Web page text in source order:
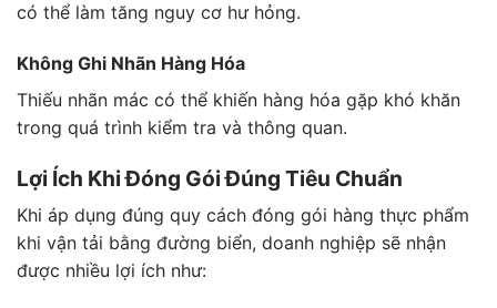
có thể làm tăng nguy cơ hư hỏng.
Không Ghi Nhãn Hàng Hóa
Thiếu nhãn mác có thể khiến hàng hóa gặp khó khăn
trong quá trình kiểm tra và thông quan.
Lợi Ích Khi Đóng Gói Đúng Tiêu Chuẩn
Khi áp dụng đúng quy cách đóng gói hàng thực phẩm
khi vận tải bằng đường biển, doanh nghiệp sẽ nhận
được nhiều lợi ích như: